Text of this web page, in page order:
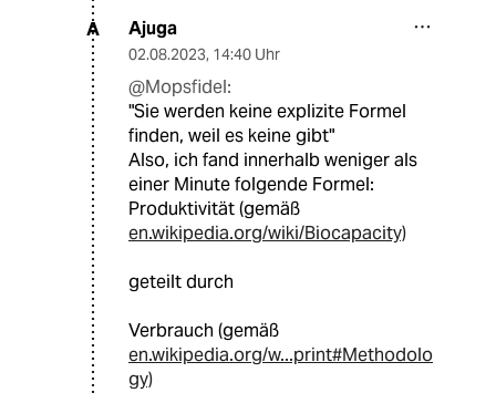
A Ajuga
02.08.2023, 14:40 Uhr
@Mopsfidel:
"Sie werden keine explizite Formel
finden, weil es keine gibt"
Also, ich fand innerhalb weniger als
einer Minute folgende Formel:
Produktivität (gemäß
en.wikipedia.org/wiki/Biocapacity)
geteilt durch
Verbrauch (gemäß
en.wikipedia.org/w...print#Methodolo
gy)